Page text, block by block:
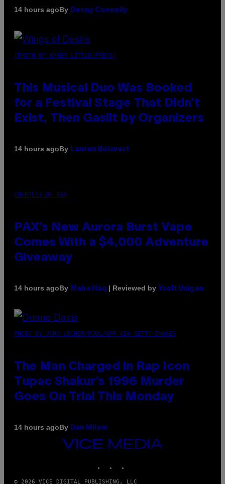
14 hours agoBy Denny Connolly
(PHOTO BY AMBER LITTLE/PRESS)
This Musical Duo Was Booked
for a Festival Stage That Didn’t
Exist, Then Gaslit by Organizers
14 hours agoBy Lauren Boisvert
COURTESY OF PAX
PAX’s New Aurora Burst Vape
Comes With a $4,000 Adventure
Giveaway
14 hours agoBy Maha Haq | Reviewed by Ysolt Usigan
PHOTO BY JOHN LOCHER/POOL/AFP VIA GETTY IMAGES
The Man Charged in Rap Icon
Tupac Shakur’s 1996 Murder
Goes On Trial This Monday
14 hours agoBy Dan Milam
VICE
MEDIA
© 2026 VICE DIGITAL PUBLISHING, LLC